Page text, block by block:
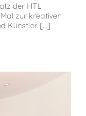
der HTL
zur kreativen
Künstler. [...]